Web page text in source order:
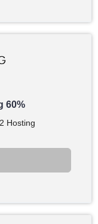
60%
Hosting